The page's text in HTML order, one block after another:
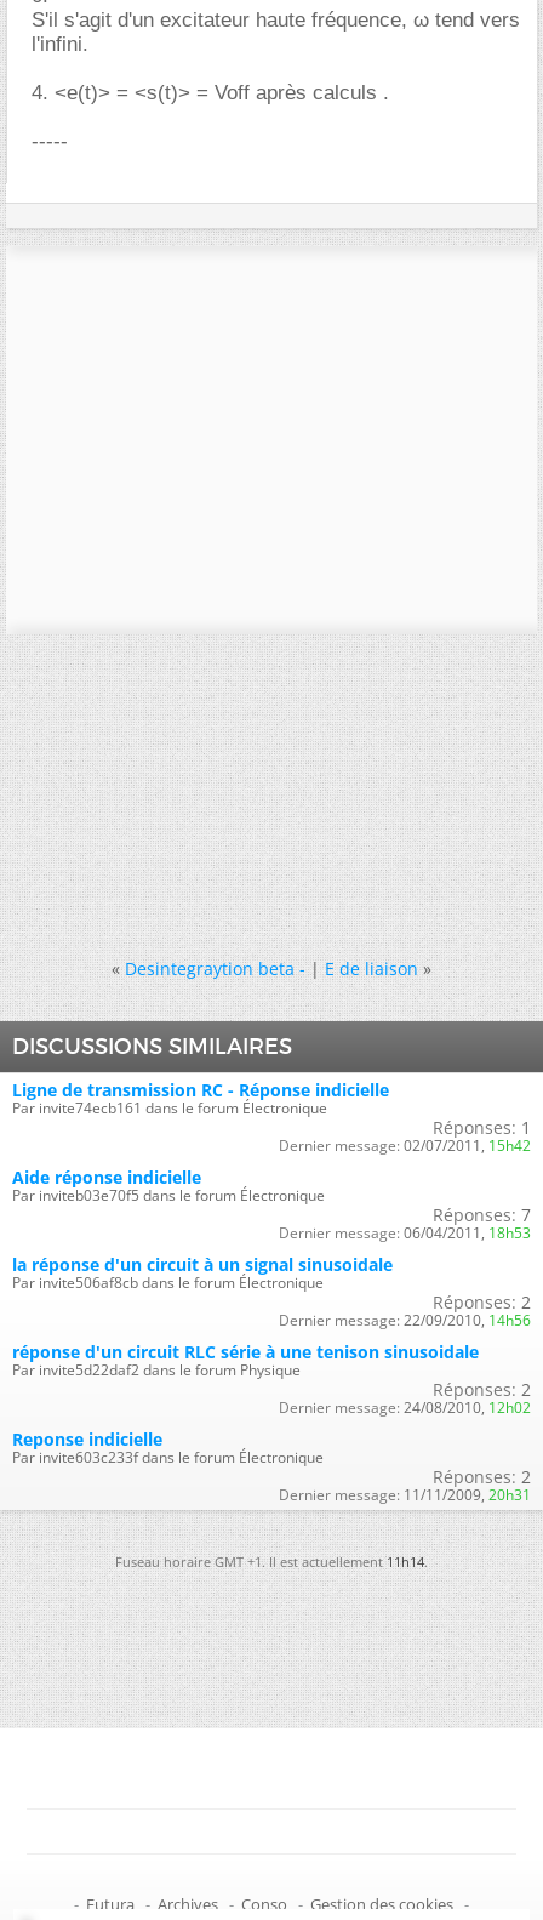
S'il s'agit d'un excitateur haute fréquence, ω tend vers
l'infini.
4. <e(t)> = <s(t)> = Voff après calculs .
-----
« Desintegraytion beta -|E de liaison »
DISCUSSIONS SIMILAIRES
Ligne de transmission RC - Réponse indicielle
Par invite74ecb161 dans le forum Électronique
Réponses: 1
Dernier message: 02/07/2011, 15h42
Aide réponse indicielle
Par inviteb03e70f5 dans le forum Électronique
Réponses: 7
Dernier message: 06/04/2011, 18h53
la réponse d'un circuit à un signal sinusoidale
Par invite506af8cb dans le forum Électronique
Réponses: 2
Dernier message: 22/09/2010, 14h56
réponse d'un circuit RLC série à une tenison sinusoidale
Par invite5d22daf2 dans le forum Physique
Réponses: 2
Dernier message: 24/08/2010, 12h02
Reponse indicielle
Par invite603c233f dans le forum Électronique
Réponses: 2
Dernier message: 11/11/2009, 20h31
Fuseau horaire GMT +1. Il est actuellement11h14.
- Futura - Archives - Conso - Gestion des cookies -